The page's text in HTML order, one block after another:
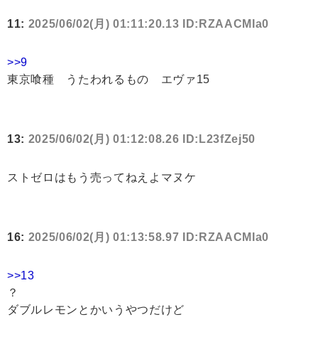
11: 2025/06/02(月) 01:11:20.13 ID:RZAACMIa0
>>9
東京喰種 うたわれるもの エヴァ15
13: 2025/06/02(月) 01:12:08.26 ID:L23fZej50
ストゼロはもう売ってねえよマヌケ
16: 2025/06/02(月) 01:13:58.97 ID:RZAACMIa0
>>13
？
ダブルレモンとかいうやつだけど